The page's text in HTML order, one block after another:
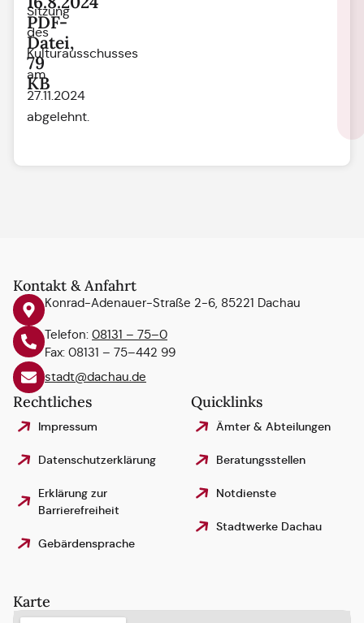
PDF-
Datei,
79
KB
Sitzung
des
Kulturausschusses
am
27.11.2024
abgelehnt.
Kontakt & Anfahrt
Konrad-Adenauer-Straße 2-6, 85221 Dachau
Telefon: 08131 – 75–0
Fax: 08131 – 75–442 99
stadt@dachau.de
Rechtliches
Impressum
Datenschutzerklärung
Erklärung zur
Barrierefreiheit
Gebärdensprache
Quicklinks
Ämter & Abteilungen
Beratungsstellen
Notdienste
Stadtwerke Dachau
Karte